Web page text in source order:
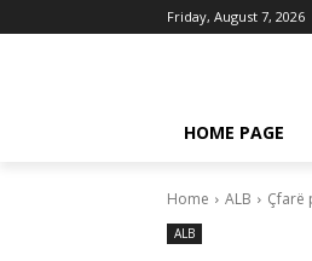
Friday, August 7, 2026
HOME PAGE
Home ALB Çfarë
ALB